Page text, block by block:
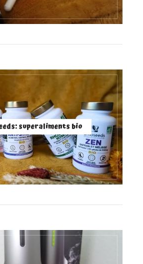
superaliments bio